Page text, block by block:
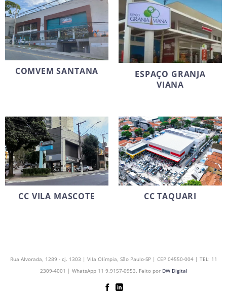
COMVEM SANTANA
ESPAÇO GRANJA
VIANA
CC VILA MASCOTE CC TAQUARI
Rua Alvorada, 1289 - cj. 1303 | Vila Olímpia, São Paulo-SP | CEP 04550-004 | TEL: 11
2309-4001 | WhatsApp 11 9.9157-0953. Feito por DW Digital